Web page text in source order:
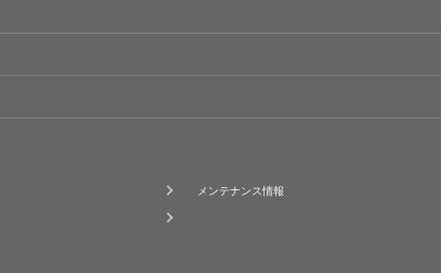
メンテナンス情報